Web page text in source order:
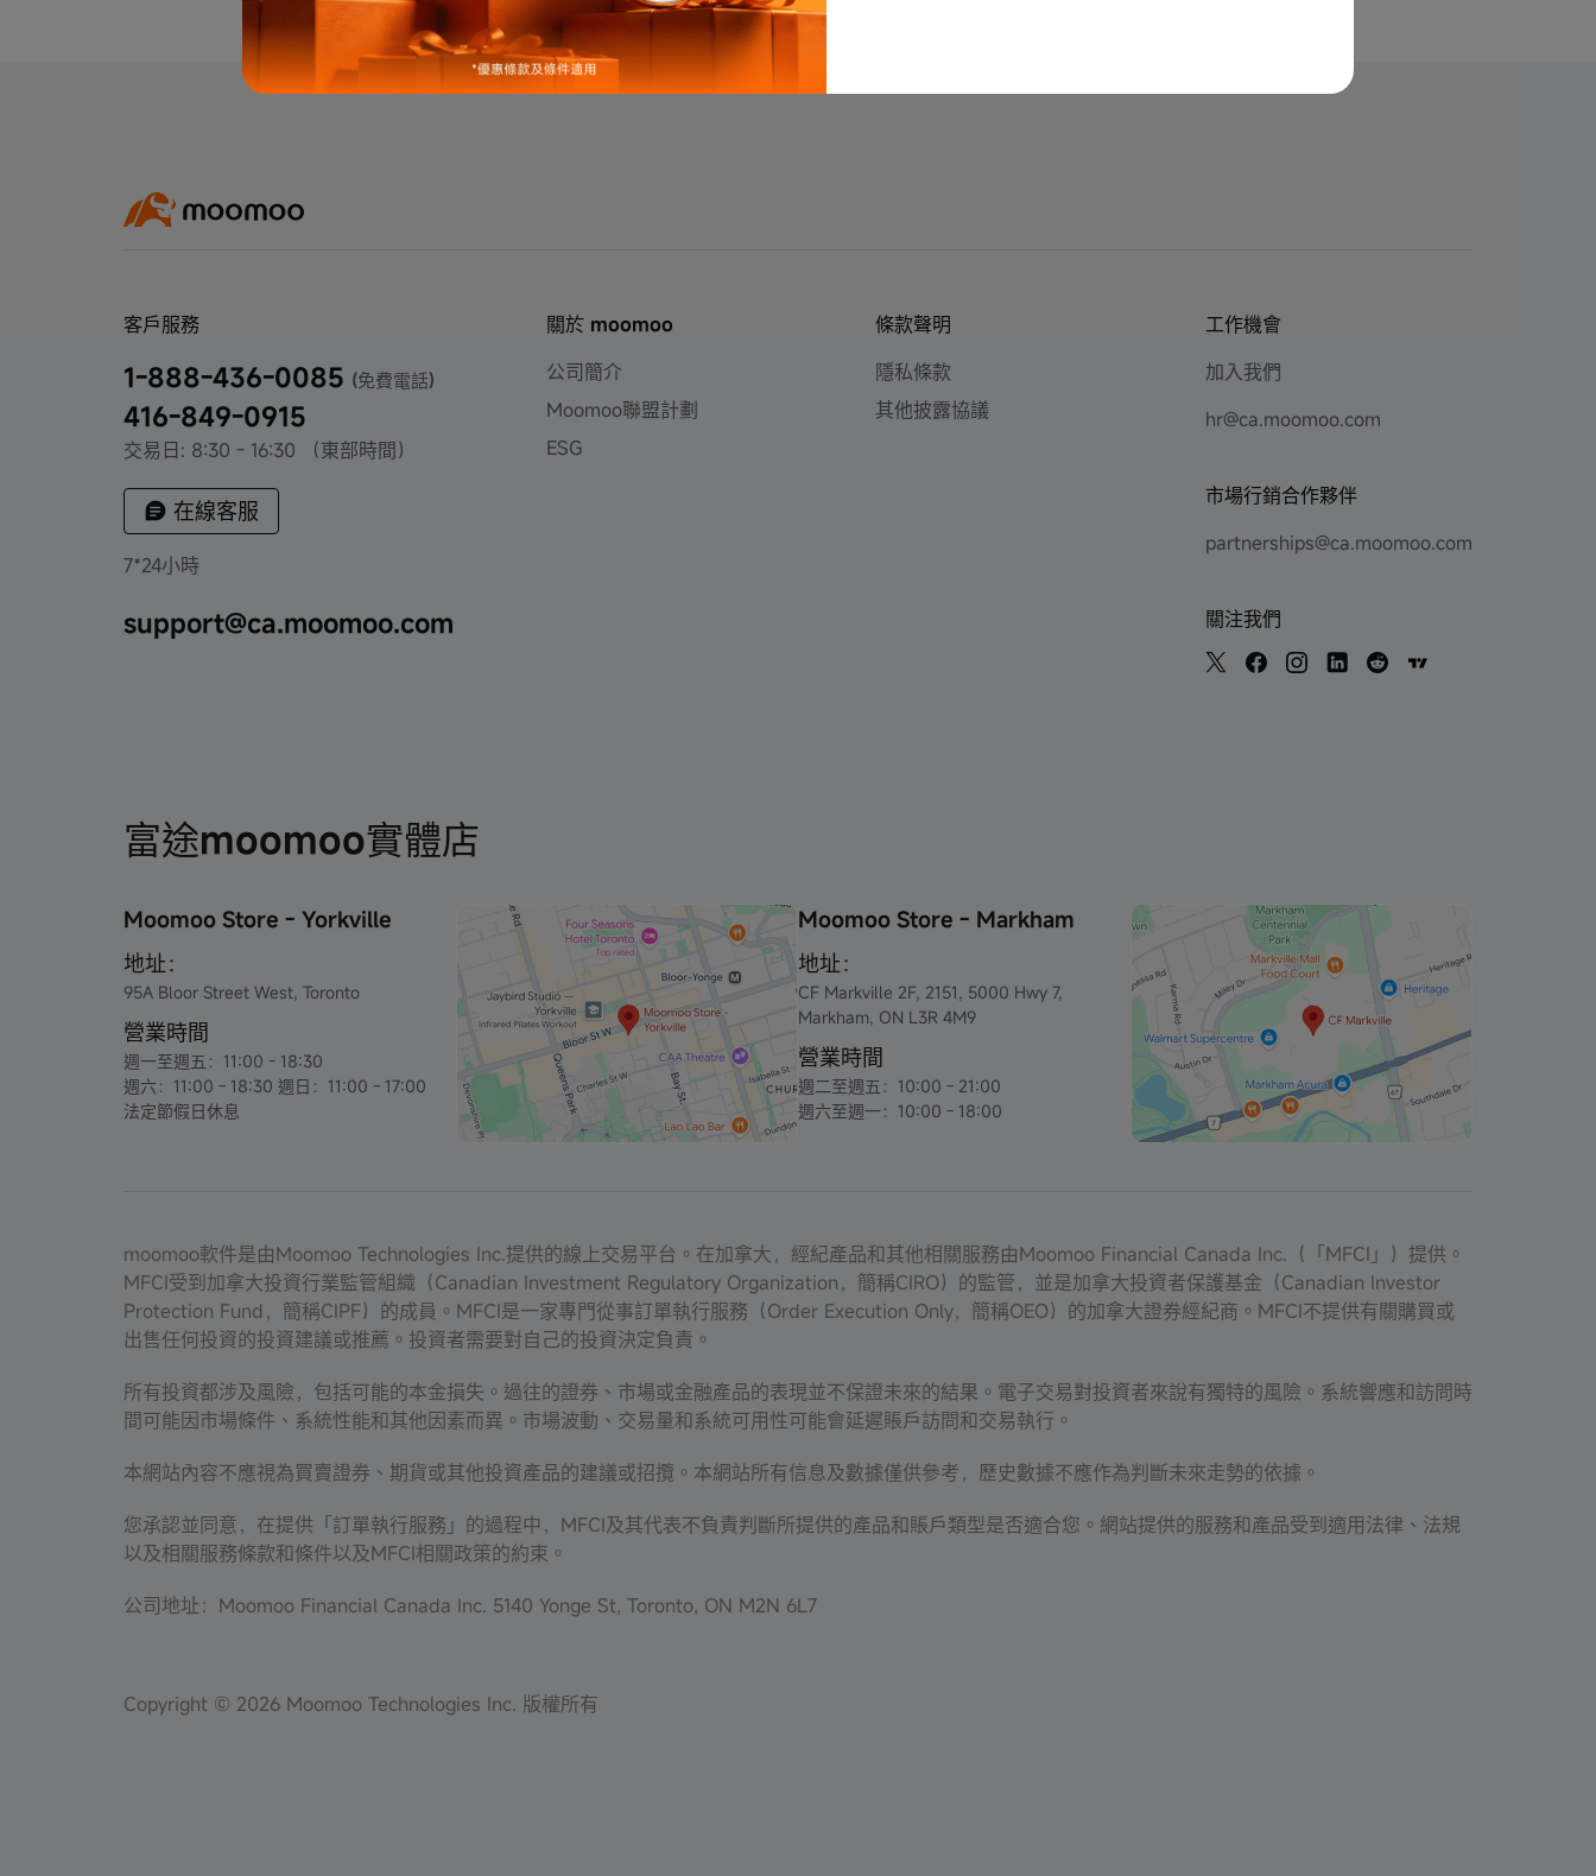
客戶服務
1-888-436-0085 (免費電話)
416-849-0915
交易日: 8:30 - 16:30 （東部時間）
在線客服
7*24小時
support@ca.moomoo.com
關於 moomoo
公司簡介
Moomoo聯盟計劃
ESG
條款聲明
隱私條款
其他披露協議
工作機會
加入我們
hr@ca.moomoo.com
市場行銷合作夥伴
partnerships@ca.moomoo.com
關注我們
富途moomoo實體店
Moomoo Store - Yorkville
地址：
95A Bloor Street West, Toronto
營業時間
週一至週五：11:00 - 18:30
週六：11:00 - 18:30 週日：11:00 - 17:00
法定節假日休息
Moomoo Store - Markham
地址：
CF Markville 2F, 2151, 5000 Hwy 7,
Markham, ON L3R 4M9
營業時間
週二至週五：10:00 - 21:00
週六至週一：10:00 - 18:00
moomoo軟件是由Moomoo Technologies Inc.提供的線上交易平台。在加拿大，經紀產品和其他相關服務由Moomoo Financial Canada Inc.（「MFCI」）提供。
MFCI受到加拿大投資行業監管組織（Canadian Investment Regulatory Organization，簡稱CIRO）的監管，並是加拿大投資者保護基金（Canadian Investor
Protection Fund，簡稱CIPF）的成員。MFCI是一家專門從事訂單執行服務（Order Execution Only，簡稱OEO）的加拿大證券經紀商。MFCI不提供有關購買或
出售任何投資的投資建議或推薦。投資者需要對自己的投資決定負責。
所有投資都涉及風險，包括可能的本金損失。過往的證券、市場或金融產品的表現並不保證未來的結果。電子交易對投資者來說有獨特的風險。系統響應和訪問時
間可能因市場條件、系統性能和其他因素而異。市場波動、交易量和系統可用性可能會延遲賬戶訪問和交易執行。
本網站內容不應視為買賣證券、期貨或其他投資產品的建議或招攬。本網站所有信息及數據僅供參考，歷史數據不應作為判斷未來走勢的依據。
您承認並同意，在提供「訂單執行服務」的過程中，MFCI及其代表不負責判斷所提供的產品和賬戶類型是否適合您。網站提供的服務和產品受到適用法律、法規
以及相關服務條款和條件以及MFCI相關政策的約束。
公司地址：Moomoo Financial Canada Inc. 5140 Yonge St, Toronto, ON M2N 6L7
Copyright © 2026 Moomoo Technologies Inc. 版權所有